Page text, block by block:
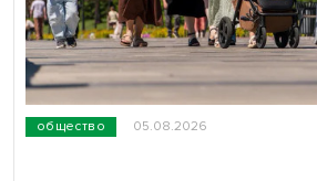
общество 05.08.2026